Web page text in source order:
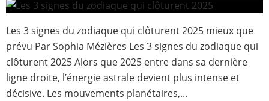
Les 3 signes du zodiaque qui clôturent 2025 mieux que
prévu Par Sophia Mézières Les 3 signes du zodiaque qui
clôturent 2025 Alors que 2025 entre dans sa dernière
ligne droite, l’énergie astrale devient plus intense et
décisive. Les mouvements planétaires,...